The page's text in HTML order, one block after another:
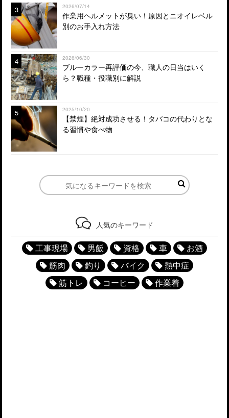
3 2026/07/14
作業用ヘルメットが臭い！原因とニオイレベル
別のお手入れ方法
4 2026/06/30
ブルーカラー再評価の今、職人の日当はいく
ら？職種・役職別に解説
5 2025/10/20
【禁煙】絶対成功させる！タバコの代わりとな
る習慣や食べ物
人気のキーワード
工事現場 男飯 資格 車
お酒
筋肉
釣り バイク
熱中症
筋トレ
コーヒー 作業着